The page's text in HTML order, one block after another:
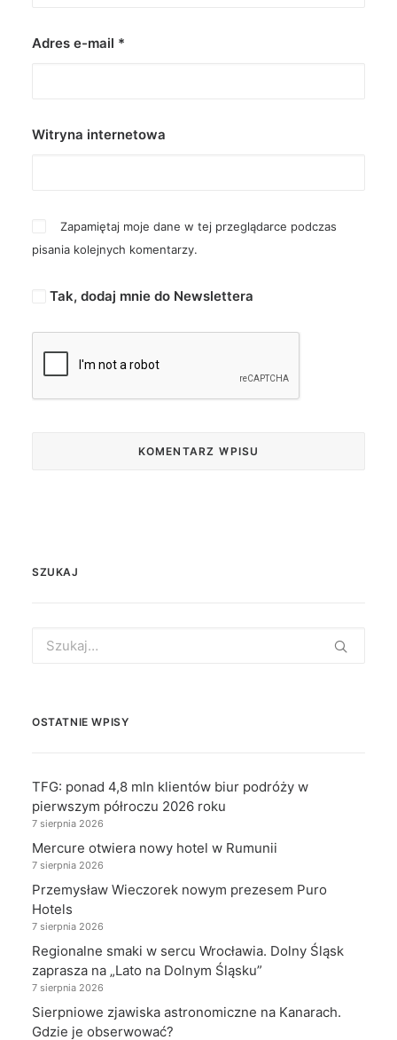
Adres e-mail *
Witryna internetowa
Zapamiętaj moje dane w tej przeglądarce podczas
pisania kolejnych komentarzy.
Tak, dodaj mnie do Newslettera
SZUKAJ
for:
OSTATNIE WPISY
TFG: ponad 4,8 mln klientów biur podróży w
pierwszym półroczu 2026 roku
7 sierpnia 2026
Mercure otwiera nowy hotel w Rumunii
7 sierpnia 2026
Przemysław Wieczorek nowym prezesem Puro
Hotels
7 sierpnia 2026
Regionalne smaki w sercu Wrocławia. Dolny Śląsk
zaprasza na „Lato na Dolnym Śląsku”
7 sierpnia 2026
Sierpniowe zjawiska astronomiczne na Kanarach.
Gdzie je obserwować?